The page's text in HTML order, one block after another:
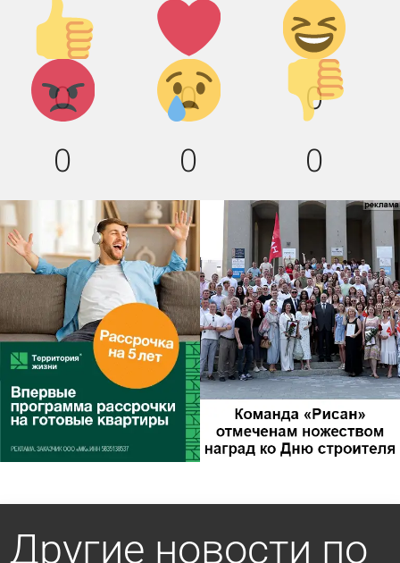
Палец
вверх!
0
Лайк!
0
Дикий
смех!
0
Агрессия!
0
Грусть :
(
0
Палец
вниз!
0
Другие новости по